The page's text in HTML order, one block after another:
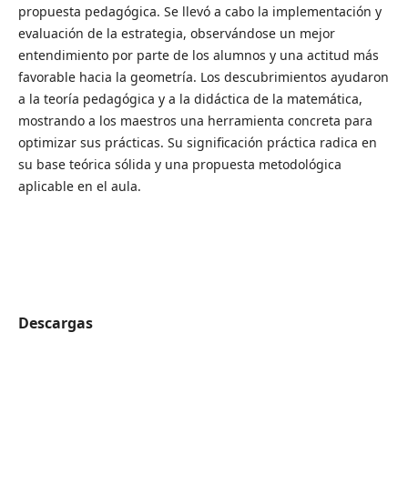
propuesta pedagógica. Se llevó a cabo la implementación y
evaluación de la estrategia, observándose un mejor
entendimiento por parte de los alumnos y una actitud más
favorable hacia la geometría. Los descubrimientos ayudaron
a la teoría pedagógica y a la didáctica de la matemática,
mostrando a los maestros una herramienta concreta para
optimizar sus prácticas. Su significación práctica radica en
su base teórica sólida y una propuesta metodológica
aplicable en el aula.
Descargas